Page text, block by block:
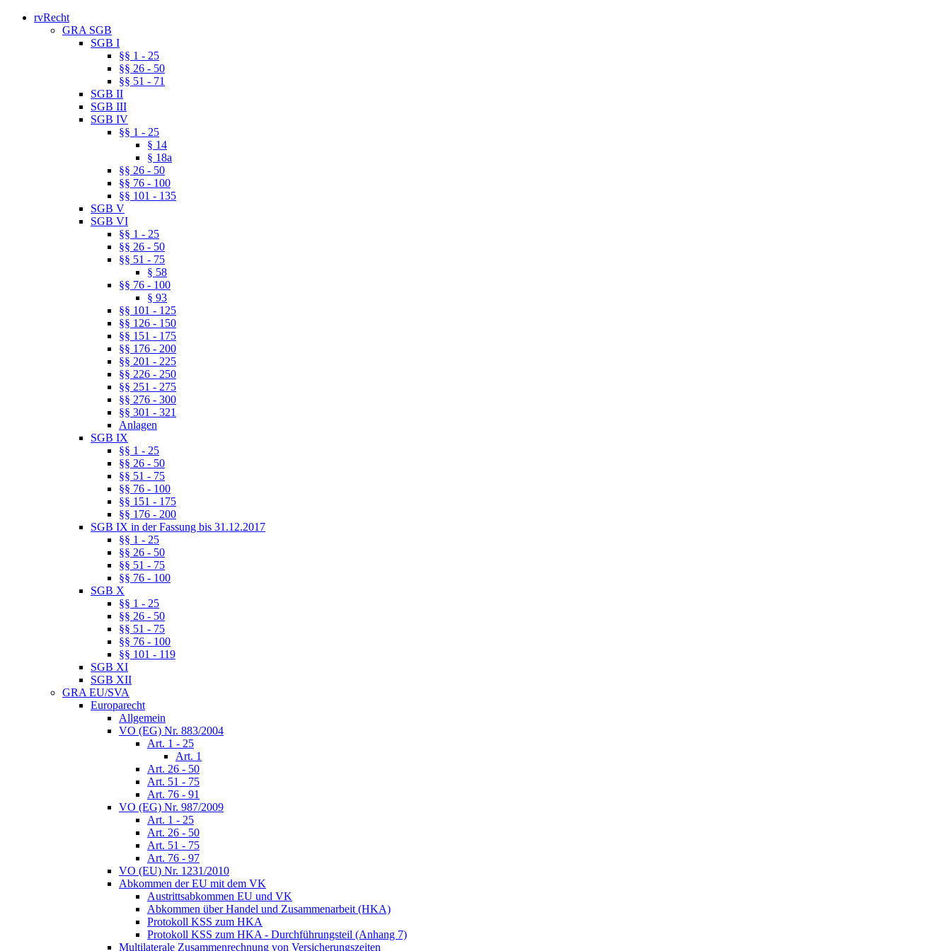
rvRecht
GRA SGB
SGB I
§§ 1 - 25
§§ 26 - 50
§§ 51 - 71
SGB II
SGB III
SGB IV
§§ 1 - 25
§ 14
§ 18a
§§ 26 - 50
§§ 76 - 100
§§ 101 - 135
SGB V
SGB VI
§§ 1 - 25
§§ 26 - 50
§§ 51 - 75
§ 58
§§ 76 - 100
§ 93
§§ 101 - 125
§§ 126 - 150
§§ 151 - 175
§§ 176 - 200
§§ 201 - 225
§§ 226 - 250
§§ 251 - 275
§§ 276 - 300
§§ 301 - 321
Anlagen
SGB IX
§§ 1 - 25
§§ 26 - 50
§§ 51 - 75
§§ 76 - 100
§§ 151 - 175
§§ 176 - 200
SGB IX in der Fassung bis 31.12.2017
§§ 1 - 25
§§ 26 - 50
§§ 51 - 75
§§ 76 - 100
SGB X
§§ 1 - 25
§§ 26 - 50
§§ 51 - 75
§§ 76 - 100
§§ 101 - 119
SGB XI
SGB XII
GRA EU/SVA
Europarecht
Allgemein
VO (EG) Nr. 883/2004
Art. 1 - 25
Art. 1
Art. 26 - 50
Art. 51 - 75
Art. 76 - 91
VO (EG) Nr. 987/2009
Art. 1 - 25
Art. 26 - 50
Art. 51 - 75
Art. 76 - 97
VO (EU) Nr. 1231/2010
Abkommen der EU mit dem VK
Austrittsabkommen EU und VK
Abkommen über Handel und Zusammenarbeit (HKA)
Protokoll KSS zum HKA
Protokoll KSS zum HKA - Durchführungsteil (Anhang 7)
Multilaterale Zusammenrechnung von Versicherungszeiten